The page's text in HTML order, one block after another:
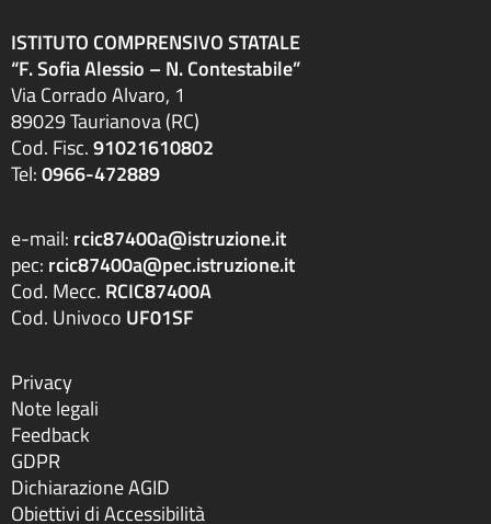
ISTITUTO COMPRENSIVO STATALE
“F. Sofia Alessio – N. Contestabile”
Via Corrado Alvaro, 1
89029 Taurianova (RC)
Cod. Fisc.91021610802
Tel:0966-472889
e-mail: rcic87400a@istruzione.it
pec: rcic87400a@pec.istruzione.it
Cod. Mecc. RCIC87400A
Cod. Univoco UF01SF
Privacy
Note legali
Feedback
GDPR
Dichiarazione AGID
Obiettivi di Accessibilità